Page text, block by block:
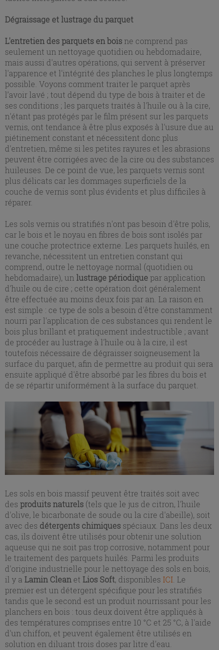
Dégraissage et lustrage du parquet
L'entretien des parquets en boisne comprend pas
seulement un nettoyage quotidien ou hebdomadaire,
mais aussi d'autres opérations, qui servent à préserver
l'apparence et l'intégrité des planches le plus longtemps
possible. Voyons comment traiter le parquet après
l’avoir lavé ; tout dépend du type de bois à traiter et de
ses conditions ; les parquets traités à l'huile ou à la cire,
n'étant pas protégés par le film présent sur les parquets
vernis, ont tendance à être plus exposés à l'usure due au
piétinement constant et nécessitent donc plus
d'entretien, même si les petites rayures et les abrasions
peuvent être corrigées avec de la cire ou des substances
huileuses. De ce point de vue, les parquets vernis sont
plus délicats car les dommages superficiels de la
couche de vernis sont plus évidents et plus difficiles à
réparer.
Les sols vernis ou stratifiés n'ont pas besoin d'être polis,
car le bois et le noyau en fibres de bois sont isolés par
une couche protectrice externe. Les parquets huilés, en
revanche, nécessitent un entretien constant qui
comprend, outre le nettoyage normal (quotidien ou
hebdomadaire), un lustrage périodique par application
d'huile ou de cire ; cette opération doit généralement
être effectuée au moins deux fois par an. La raison en
est simple : ce type de sols a besoin d'être constamment
nourri par l'application de ces substances qui rendent le
bois plus brillant et pratiquement indestructible ; avant
de procéder au lustrage à l'huile ou à la cire, il est
toutefois nécessaire de dégraisser soigneusement la
surface du parquet, afin de permettre au produit qui sera
ensuite appliqué d'être absorbé par les fibres du bois et
de se répartir uniformément à la surface du parquet.
Les sols en bois massif peuvent être traités soit avec
des produits naturels (tels que le jus de citron, l'huile
d'olive, le bicarbonate de soude ou la cire d'abeille), soit
avec des détergents chimiques spéciaux. Dans les deux
cas, ils doivent être utilisés pour obtenir une solution
aqueuse qui ne soit pas trop corrosive, notamment pour
le traitement des parquets huilés. Parmi les produits
d'origine industrielle pour le nettoyage des sols en bois,
il y a Lamin Clean et Lios Soft, disponibles ICI. Le
premier est un détergent spécifique pour les stratifiés
tandis que le second est un produit nourrissant pour les
planchers en bois : tous deux doivent être appliqués à
des températures comprises entre 10 °C et 25 °C, à l'aide
d'un chiffon, et peuvent également être utilisés en
solution en diluant trois doses par litre d'eau.